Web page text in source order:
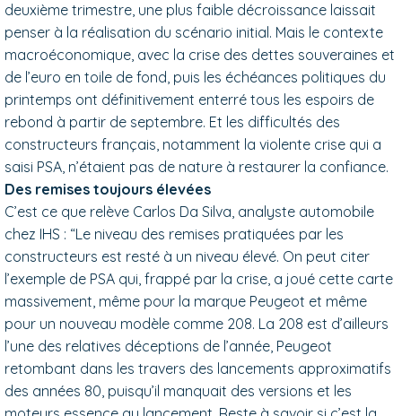
deuxième trimestre, une plus faible décroissance laissait
penser à la réalisation du scénario initial. Mais le contexte
macroéconomique, avec la crise des dettes souveraines et
de l’euro en toile de fond, puis les échéances politiques du
printemps ont définitivement enterré tous les espoirs de
rebond à partir de septembre. Et les difficultés des
constructeurs français, notamment la violente crise qui a
saisi PSA, n’étaient pas de nature à restaurer la confiance.
Des remises toujours élevées
C’est ce que relève Carlos Da Silva, analyste automobile
chez IHS : “Le niveau des remises pratiquées par les
constructeurs est resté à un niveau élevé. On peut citer
l’exemple de PSA qui, frappé par la crise, a joué cette carte
massivement, même pour la marque Peugeot et même
pour un nouveau modèle comme 208. La 208 est d’ailleurs
l’une des relatives déceptions de l’année, Peugeot
retombant dans les travers des lancements approximatifs
des années 80, puisqu’il manquait des versions et les